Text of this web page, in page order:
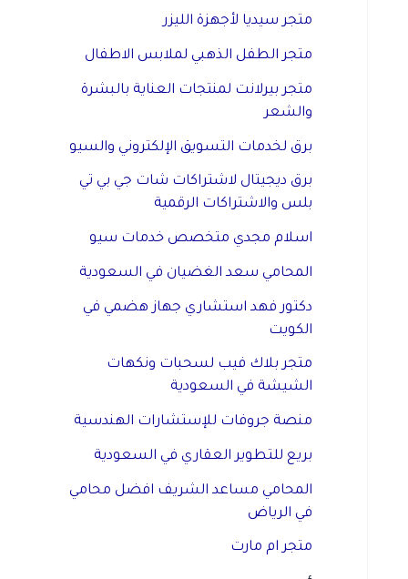
متجر سيديا لأجهزة الليزر
متجر الطفل الذهبي لملابس الاطفال
متجر بيرلانت لمنتجات العناية بالبشرة
والشعر
برق لخدمات التسويق الإلكتروني والسيو
برق ديجيتال لاشتراكات شات جي بي تي
بلس والاشتراكات الرقمية
اسلام مجدي متخصص خدمات سيو
المحامي سعد الغضيان في السعودية
دكتور فهد استشاري جهاز هضمي في
الكويت
متجر بلاك فيب لسحبات ونكهات
الشيشة في السعودية
منصة جروفات للإستشارات الهندسية
بريع للتطوير العقاري في السعودية
المحامي مساعد الشريف افضل محامي
في الرياض
متجر ام مارت